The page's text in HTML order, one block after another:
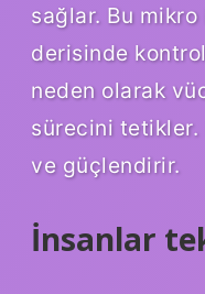
sağlar. Bu mikro
derisinde
neden olarak
sürecini tetikler.
ve güçlendirir.
İnsanlar